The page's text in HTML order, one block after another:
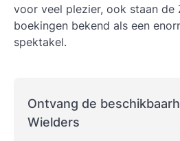
voor veel plezier, ook staan de
boekingen bekend als een
spektakel.
Ontvang de
Wielders